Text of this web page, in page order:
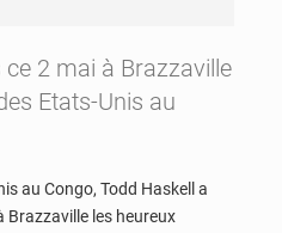
2 mai à Brazzaville
Etats-Unis au
au Congo, Todd Haskell a
Brazzaville les heureux